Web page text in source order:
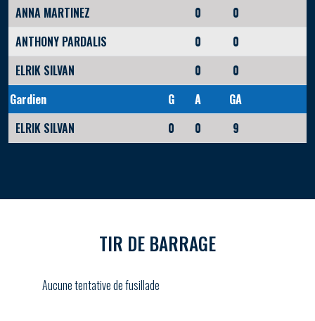
ANNA MARTINEZ
0
0
ANTHONY PARDALIS
0
0
ELRIK SILVAN
0
0
Gardien
G A
GA
ELRIK SILVAN
0 0 9
TIR DE BARRAGE
Aucune tentative de fusillade